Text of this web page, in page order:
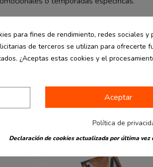
de tus productos.
para fines de rendimiento, redes sociales y
de terceros se utilizan para ofrecerte
¿Aceptas estas cookies y el
Aceptar
Política de
Declaración de cookies actualizada por última vez